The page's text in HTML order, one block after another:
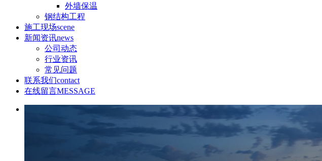
外墙保温
钢结构工程
施工现场scene
新闻资讯news
公司动态
行业资讯
常见问题
联系我们contact
在线留言MESSAGE